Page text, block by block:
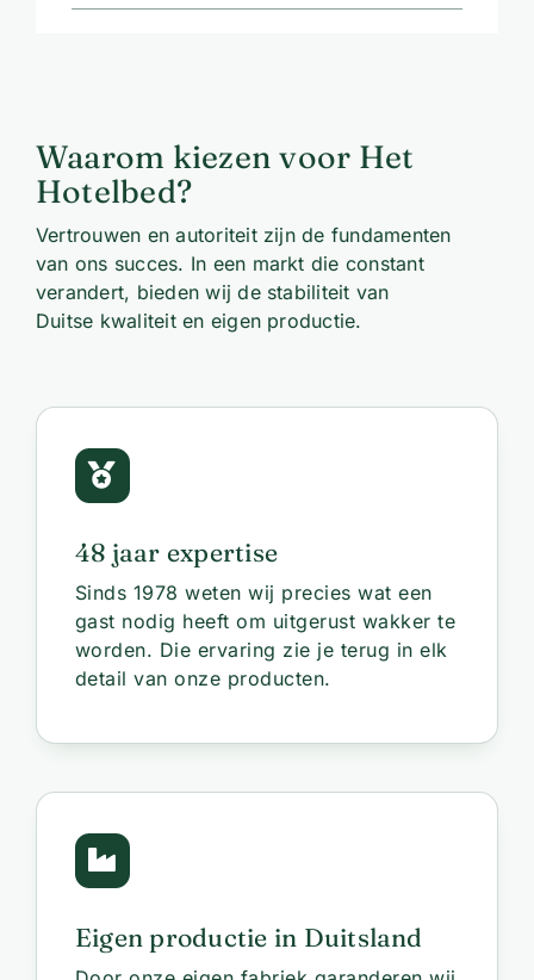
Waarom kiezen voor Het
Hotelbed?
Vertrouwen en autoriteit zijn de fundamenten
van ons succes. In een markt die constant
verandert, bieden wij de stabiliteit van
Duitse kwaliteit en eigen productie.
48 jaar expertise
Sinds 1978 weten wij precies wat een
gast nodig heeft om uitgerust wakker te
worden. Die ervaring zie je terug in elk
detail van onze producten.
Eigen productie in Duitsland